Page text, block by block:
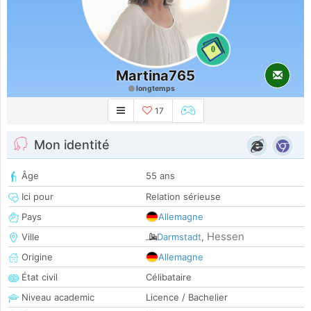
0
Martina765
longtemps
17
Mon identité
Âge
55 ans
Ici pour
Relation sérieuse
Pays
Allemagne
Ville
Darmstadt, Hessen
Origine
Allemagne
État civil
Célibataire
Niveau academic
Licence / Bachelier